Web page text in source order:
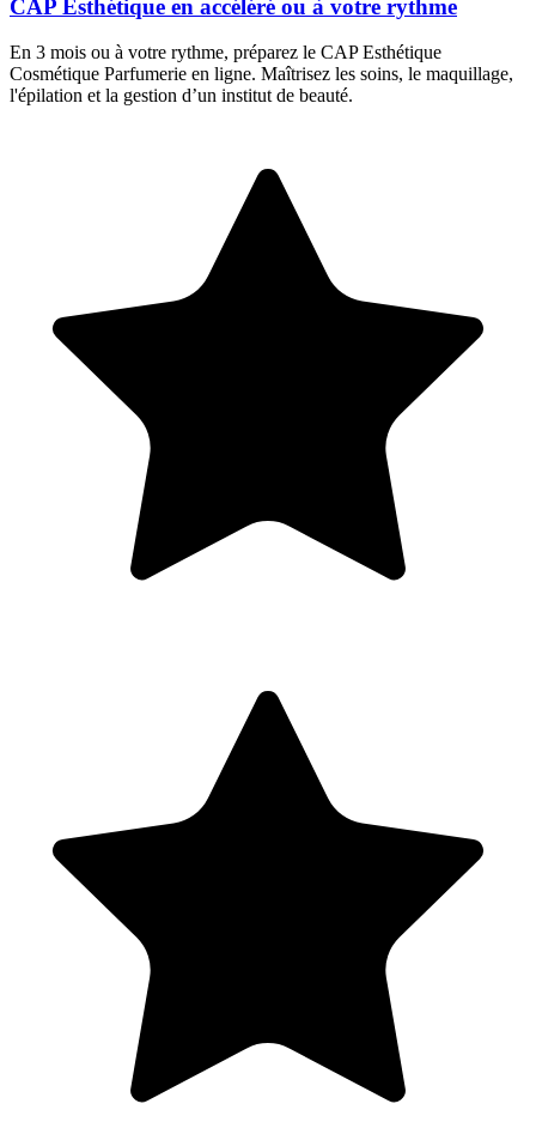
CAP Esthétique en accéléré ou à votre rythme
En 3 mois ou à votre rythme, préparez le CAP Esthétique
Cosmétique Parfumerie en ligne. Maîtrisez les soins, le maquillage,
l'épilation et la gestion d’un institut de beauté.